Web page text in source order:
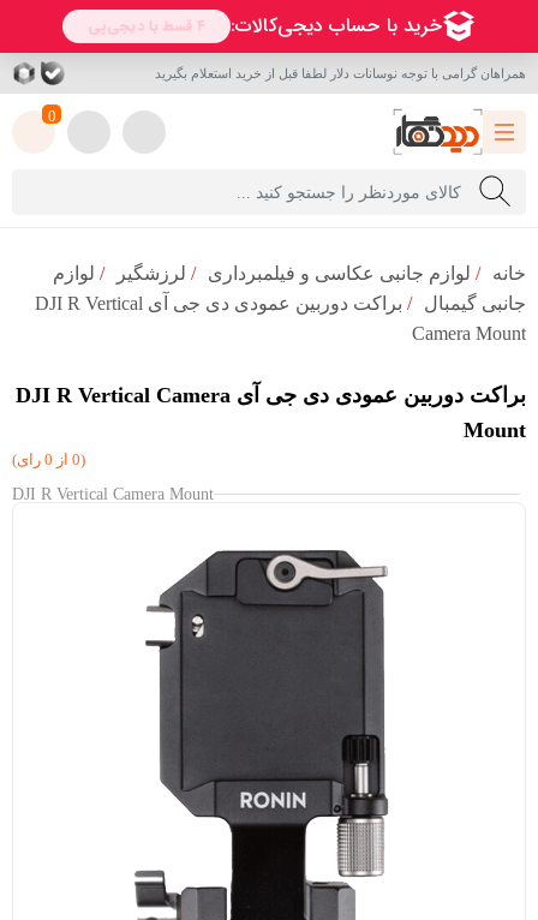
همراهان گرامی با توجه نوسانات دلار لطفا قبل از خرید استعلام بگیرید
0
خانه / لوازم جانبی عکاسی و فیلمبرداری / لرزشگیر / لوازم
جانبی گیمبال /
براکت دوربین عمودی دی جی آی DJI R Vertical
Camera Mount
براکت دوربین عمودی دی جی آی DJI R Vertical Camera
Mount
(0 از 0 رای)
DJI R Vertical Camera Mount